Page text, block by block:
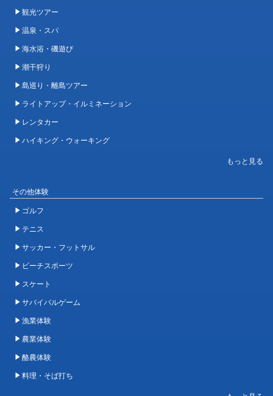
観光ツアー
温泉・スパ
海水浴・磯遊び
潮干狩り
島巡り・離島ツアー
ライトアップ・イルミネーション
レンタカー
ハイキング・ウォーキング
その他体験
ゴルフ
テニス
サッカー・フットサル
ビーチスポーツ
スケート
サバイバルゲーム
漁業体験
農業体験
酪農体験
料理・そば打ち